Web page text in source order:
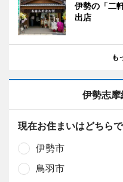
伊勢の「二
出店
も
伊勢志
現在お住まいはどちら
伊勢市
鳥羽市